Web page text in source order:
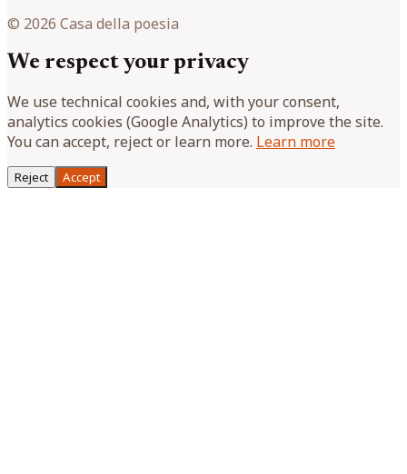
© 2026 Casa della poesia
We respect your privacy
We use technical cookies and, with your consent,
analytics cookies (Google Analytics) to improve the site.
You can accept, reject or learn more. Learn more
Reject Accept